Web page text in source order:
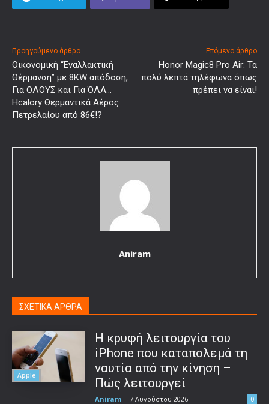
Προηγούμενο άρθρο
Οικονομική “Εναλλακτική
Θέρμανση” με 8KW απόδοση,
Για ΟΛΟΥΣ και Για ΌΛΑ…
Hcalory Θερμαντικά Αέρος
Πετρελαίου από 86€!?
Επόμενο άρθρο
Honor Magic8 Pro Air: Τα
πολύ λεπτά τηλέφωνα όπως
πρέπει να είναι!
Aniram
ΣΧΕΤΙΚΑ ΑΡΘΡΑ
Apple
Η κρυφή λειτουργία του
iPhone που καταπολεμά τη
ναυτία από την κίνηση –
Πώς λειτουργεί
Aniram - 7 Αυγούστου 2026 0